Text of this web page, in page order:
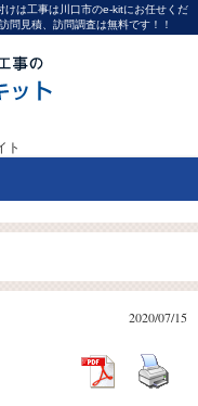
は工事は川口市のe-kitにお任せくだ
問見積、訪問調査は無料です！！
ト
2020/07/15